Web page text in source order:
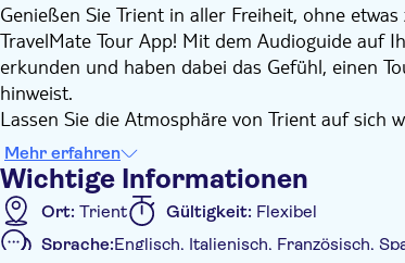
Genießen Sie Trient in aller Freiheit, ohne
TravelMate Tour App! Mit dem Audioguide auf
erkunden und haben dabei das Gefühl, einen
hinweist.
Lassen Sie die Atmosphäre von Trient auf sich
Kuriositäten über die alten Straßen,
Audioinhalte werden von einer Gruppe von
interpretiert.
Mehr erfahren
Wichtige Informationen
Ort: Trient Gültigkeit: Flexibel
Sprache:Englisch, Italienisch, Französisch,